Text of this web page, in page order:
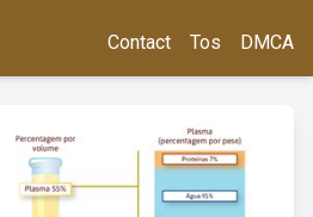
Contact Tos DMCA